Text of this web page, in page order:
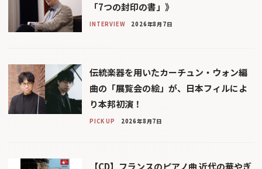
「7つの封印の書」》
INTERVIEW 2026年8月7日
伝統楽器を用いたカーチュン・ウォン編
曲の「展覧会の絵」が、日本フィルによ
り本邦初演！
PICK UP 2026年8月7日
【CD】フランスのピアノ曲 近代の華やぎ